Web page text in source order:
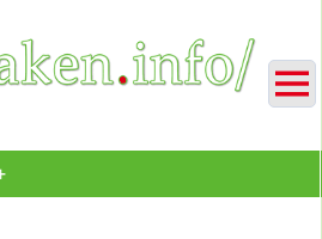
Heerstraße Nord